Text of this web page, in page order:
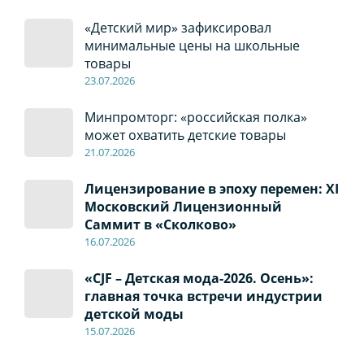
«Детский мир» зафиксировал
минимальные цены на школьные
товары
23.07.2026
Минпромторг: «российская полка»
может охватить детские товары
21.07.2026
Лицензирование в эпоху перемен: XI
Московский Лицензионный
Саммит в «Сколково»
16.07.2026
«CJF – Детская мода-2026. Осень»:
главная точка встречи индустрии
детской моды
15.07.2026